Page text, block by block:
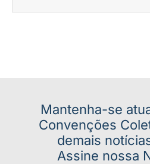
Mantenha-se
Convenções
demais
Assine nossa